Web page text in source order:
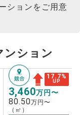
ションをご用意
ンション
17.7%
UP
3,460万円〜
80.50万円〜
（㎡）